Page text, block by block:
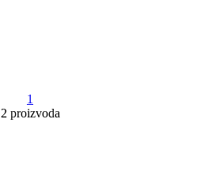
1
2 proizvoda